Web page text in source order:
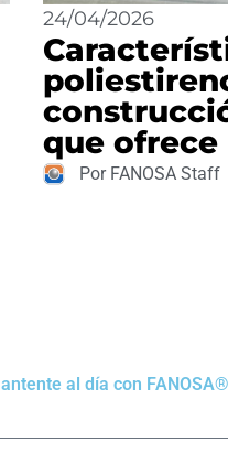
24/04/2026
que ofrece
Por FANOSA Staff
al día con FANOSA®